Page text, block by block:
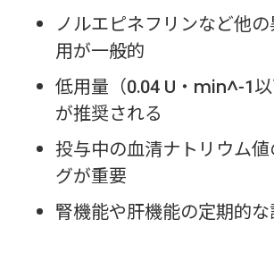
ノルエピネフリンなど他
用が一般的
低用量（0.04 U・min^-1
が推奨される
投与中の血清ナトリウム
グが重要
腎機能や肝機能の定期的